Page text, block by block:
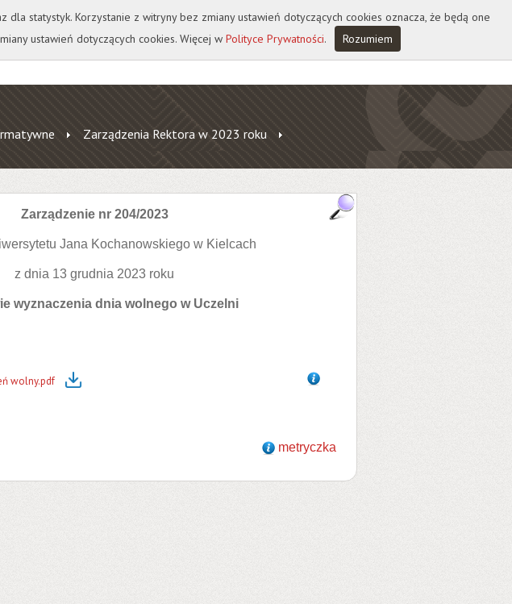
A A A A
Zarządzenia Rektora w 2023 roku
Zarządzenie nr 204/2023
Jana Kochanowskiego w Kielcach
z dnia 13 grudnia 2023 roku
wyznaczenia dnia wolnego w Uczelni
wolny.pdf
metryczka
statystyk. Korzystanie z witryny bez zmiany ustawień dotyczących cookies oznacza, że będą one
ustawień dotyczących cookies. Więcej w Polityce Prywatności. Rozumiem